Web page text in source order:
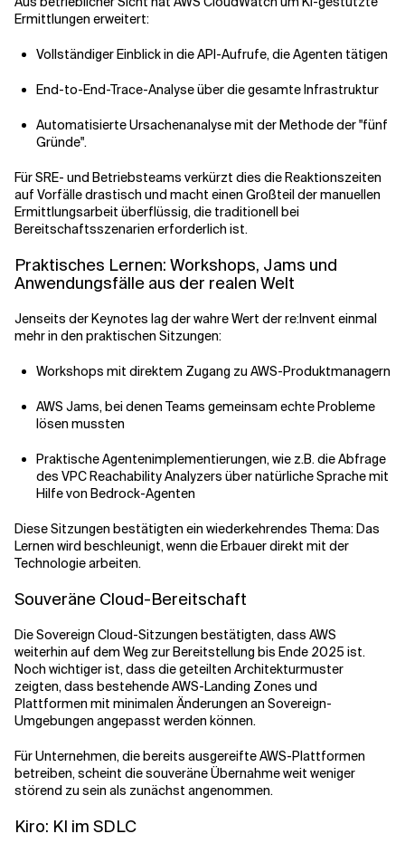
Ermittlungen erweitert:
Vollständiger Einblick in die API-Aufrufe, die Agenten tätigen
End-to-End-Trace-Analyse über die gesamte Infrastruktur
Automatisierte Ursachenanalyse mit der Methode der "fünf
Gründe".
Für SRE- und Betriebsteams verkürzt dies die Reaktionszeiten
auf Vorfälle drastisch und macht einen Großteil der manuellen
Ermittlungsarbeit überflüssig, die traditionell bei
Bereitschaftsszenarien erforderlich ist.
Praktisches Lernen: Workshops, Jams und
Anwendungsfälle aus der realen Welt
Jenseits der Keynotes lag der wahre Wert der re:Invent einmal
mehr in den praktischen Sitzungen:
Workshops mit direktem Zugang zu AWS-Produktmanagern
AWS Jams, bei denen Teams gemeinsam echte Probleme
lösen mussten
Praktische Agentenimplementierungen, wie z.B. die Abfrage
des VPC Reachability Analyzers über natürliche Sprache mit
Hilfe von Bedrock-Agenten
Diese Sitzungen bestätigten ein wiederkehrendes Thema: Das
Lernen wird beschleunigt, wenn die Erbauer direkt mit der
Technologie arbeiten.
Souveräne Cloud-Bereitschaft
Die Sovereign Cloud-Sitzungen bestätigten, dass AWS
weiterhin auf dem Weg zur Bereitstellung bis Ende 2025 ist.
Noch wichtiger ist, dass die geteilten Architekturmuster
zeigten, dass bestehende AWS-Landing Zones und
Plattformen mit minimalen Änderungen an Sovereign-
Umgebungen angepasst werden können.
Für Unternehmen, die bereits ausgereifte AWS-Plattformen
betreiben, scheint die souveräne Übernahme weit weniger
störend zu sein als zunächst angenommen.
Kiro: KI im SDLC